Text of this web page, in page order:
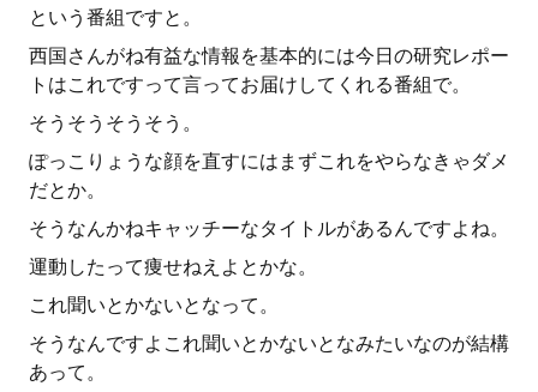
という番組ですと。
西国さんがね有益な情報を基本的には今日の研究レポー
トはこれですって言ってお届けしてくれる番組で。
そうそうそうそう。
ぽっこりょうな顔を直すにはまずこれをやらなきゃダメ
だとか。
そうなんかねキャッチーなタイトルがあるんですよね。
運動したって痩せねえよとかな。
これ聞いとかないとなって。
そうなんですよこれ聞いとかないとなみたいなのが結構
あって。